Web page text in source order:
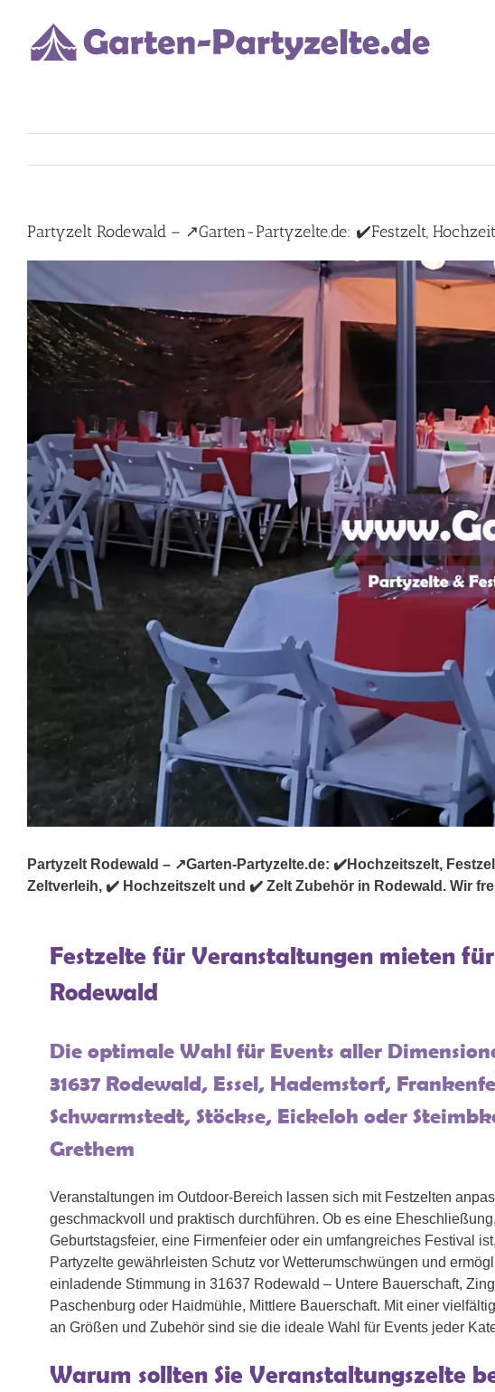
content
Partyzelt Rodewald – ↗️Garten-Partyzelte.de: ✔️Festzelt,
Partyzelt Rodewald – ↗️Garten-Partyzelte.de: ✔️Hochzeitszelt,
Zeltverleih, ✔️ Hochzeitszelt und ✔️ Zelt Zubehör in Rodewald. Wir
Festzelte für Veranstaltungen mieten für
Rodewald
Die optimale Wahl für Events aller
31637 Rodewald, Essel, Hademstorf,
Schwarmstedt, Stöckse, Eickeloh oder
Grethem
Veranstaltungen im Outdoor-Bereich lassen sich mit Festzelten
geschmackvoll und praktisch durchführen. Ob es eine
Geburtstagsfeier, eine Firmenfeier oder ein umfangreiches Festival
Partyzelte gewährleisten Schutz vor Wetterumschwüngen und
einladende Stimmung in 31637 Rodewald – Untere Bauerschaft,
Paschenburg oder Haidmühle, Mittlere Bauerschaft. Mit einer
an Größen und Zubehör sind sie die ideale Wahl für Events jeder
Warum sollten Sie Veranstaltungszelte